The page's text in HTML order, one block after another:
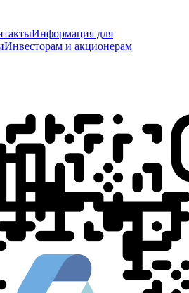
Информация для
Инвесторам и акционерам